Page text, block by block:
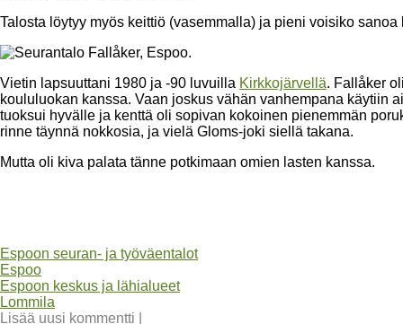
Talosta löytyy myös keittiö (vasemmalla) ja pieni voisiko sanoa
Vietin lapsuuttani 1980 ja -90 luvuilla Kirkkojärvellä. Fallåker
koululuokan kanssa. Vaan joskus vähän vanhempana käytiin
tuoksui hyvälle ja kenttä oli sopivan kokoinen pienemmän
rinne täynnä nokkosia, ja vielä Gloms-joki siellä takana.
Mutta oli kiva palata tänne potkimaan omien lasten kanssa.
Espoon seuran- ja työväentalot
Espoo
Espoon keskus ja lähialueet
Lommila
Lisää uusi kommentti